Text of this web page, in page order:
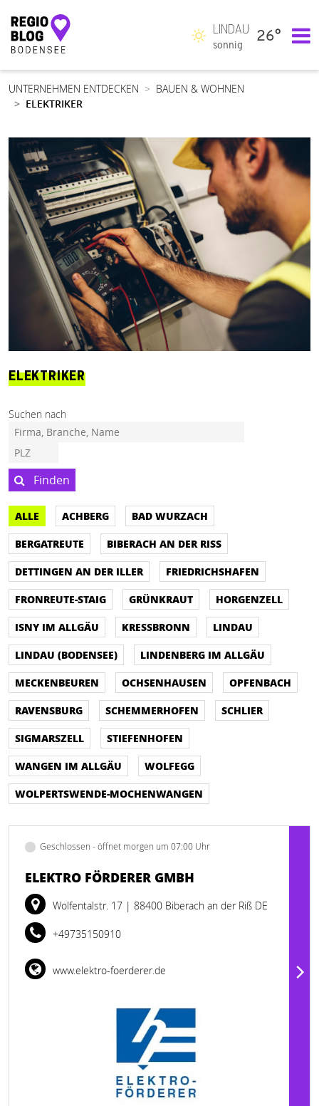
Hauptnavigation
LINDAU
sonnig
26°
UNTERNEHMEN ENTDECKEN
BAUEN & WOHNEN
ELEKTRIKER
ELEKTRIKER
Suchen nach
Finden
ALLE ACHBERG
BAD WURZACH
BERGATREUTE
BIBERACH AN DER RISS
DETTINGEN AN DER ILLER
FRIEDRICHSHAFEN
FRONREUTE-STAIG
GRÜNKRAUT
HORGENZELL
ISNY IM ALLGÄU
KRESSBRONN
LINDAU
LINDAU (BODENSEE)
LINDENBERG IM ALLGÄU
MECKENBEUREN
OCHSENHAUSEN
OPFENBACH
RAVENSBURG
SCHEMMERHOFEN
SCHLIER
SIGMARSZELL
STIEFENHOFEN
WANGEN IM ALLGÄU
WOLFEGG
WOLPERTSWENDE-MOCHENWANGEN
Geschlossen - öffnet morgen um 07:00 Uhr
ELEKTRO FÖRDERER GMBH
Wolfentalstr. 17 | 88400 Biberach an der Riß DE
+49735150910
www.elektro-foerderer.de